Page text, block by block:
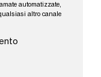
automatizzate,
altro canale